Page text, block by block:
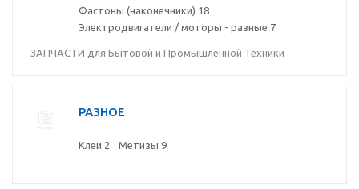
Фастоны (наконечники) 18
Электродвигатели / моторы - разные 7
ЗАПЧАСТИ для Бытовой и Промышленной Техники
РАЗНОЕ
Клеи 2 Метизы 9